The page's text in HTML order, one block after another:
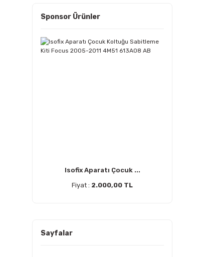
Sponsor Ürünler
Isofix Aparatı Çocuk ...
Fiyat : 2.000,00 TL
Sayfalar